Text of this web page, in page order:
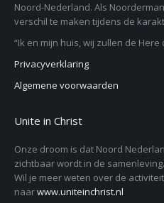
Noord-Nederland. Als
verschil te maken tijdens de
“Ik en mijn huis, wij zullen de Here
Privacyverklaring
Algemene voorwaarden
Unite in Christ
Onze droom is dat Noord
zichtbaar wordt in de samenleving.
Wil je meer weten over de
naarwww.uniteinchrist.nl